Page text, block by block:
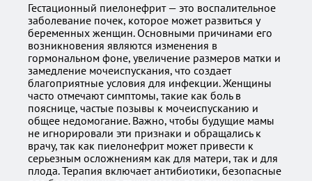
Гестационный пиелонефрит — это воспалительное
заболевание почек, которое может развиться у
беременных женщин. Основными причинами его
возникновения являются изменения в
гормональном фоне, увеличение размеров матки и
замедление мочеиспускания, что создает
благоприятные условия для инфекции. Женщины
часто отмечают симптомы, такие как боль в
пояснице, частые позывы к мочеиспусканию и
общее недомогание. Важно, чтобы будущие мамы
не игнорировали эти признаки и обращались к
врачу, так как пиелонефрит может привести к
серьезным осложнениям как для матери, так и для
плода. Терапия включает антибиотики, безопасные